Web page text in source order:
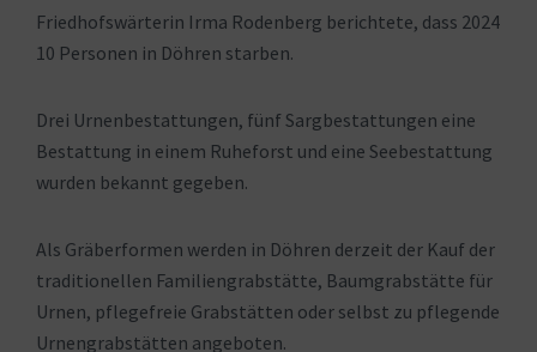
Friedhofswärterin Irma Rodenberg berichtete, dass 2024
10 Personen in Döhren starben.
Drei Urnenbestattungen, fünf Sargbestattungen eine
Bestattung in einem Ruheforst und eine Seebestattung
wurden bekannt gegeben.
Als Gräberformen werden in Döhren derzeit der Kauf der
traditionellen Familiengrabstätte, Baumgrabstätte für
Urnen, pflegefreie Grabstätten oder selbst zu pflegende
Urnengrabstätten angeboten.